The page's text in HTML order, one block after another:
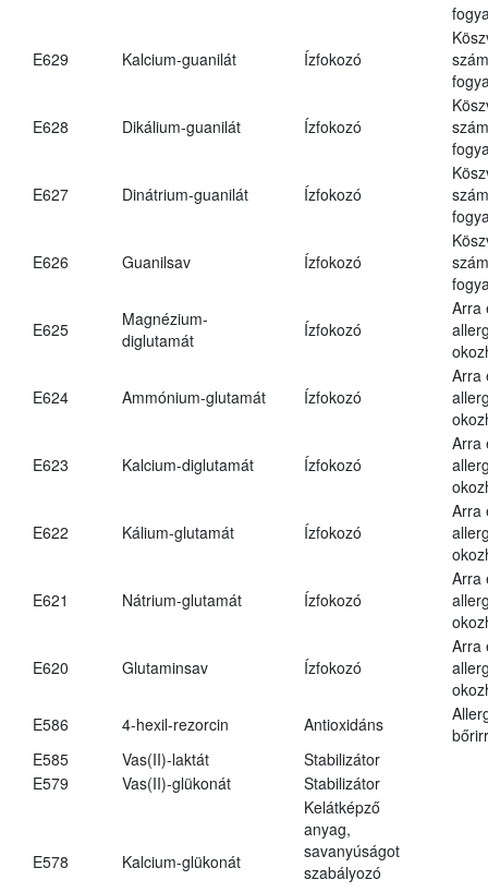
E629 Kalcium-guanilát Ízfokozó
E628 Dikálium-guanilát Ízfokozó
E627 Dinátrium-guanilát Ízfokozó
E626 Guanilsav Ízfokozó
E625
Magnézium-
diglutamát
Ízfokozó
Arra
E624 Ammónium-glutamát Ízfokozó
Arra
E623 Kalcium-diglutamát Ízfokozó
Arra
E622 Kálium-glutamát Ízfokozó
Arra
E621 Nátrium-glutamát Ízfokozó
Arra
E620 Glutaminsav Ízfokozó
Arra
E586
4-hexil-rezorcin Antioxidáns
E585
Vas(II)-laktát
Stabilizátor
E579
Vas(II)-glükonát Stabilizátor
E578 Kalcium-glükonát
Kelátképző
anyag,
savanyúságot
szabályozó